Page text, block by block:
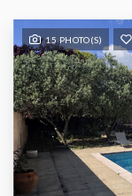
15 PHOTO(S)